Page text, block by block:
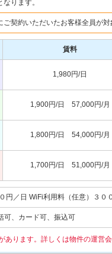
ります。
ご契約いただいたお客様全員が
賃料
1,980円/日
1,900円/日 57,000円/月
1,800円/日 54,000円/月
1,700円/日 51,000円/月
円／日 WiFi利用料（任意）３０
可、カード可、振込可
ります。詳しくは物件の運営